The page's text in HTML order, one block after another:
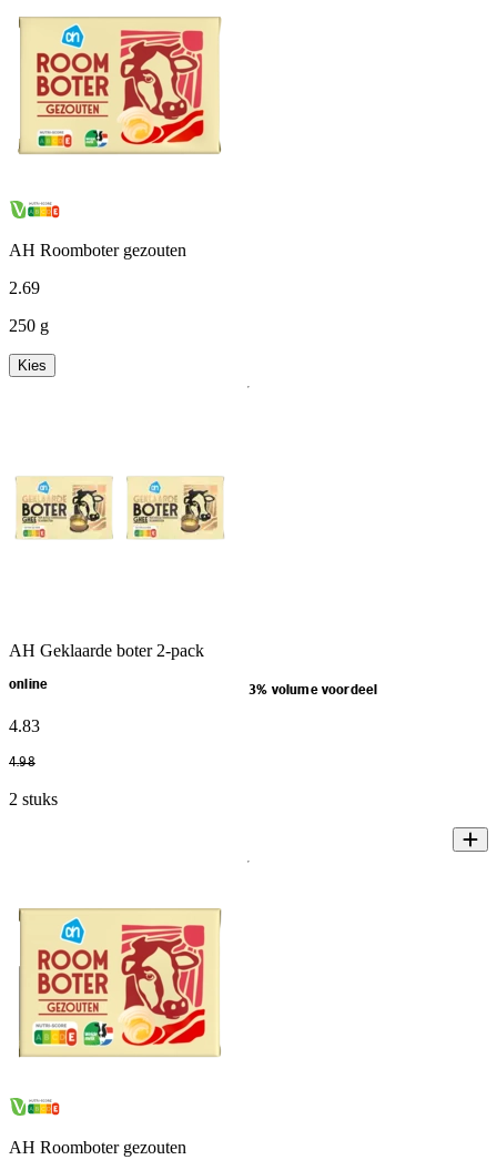
AH Roomboter gezouten
2.69
250 g
Kies
AH Geklaarde boter 2-pack
online 3% volume voordeel
4.83
4.98
2 stuks
AH Roomboter gezouten